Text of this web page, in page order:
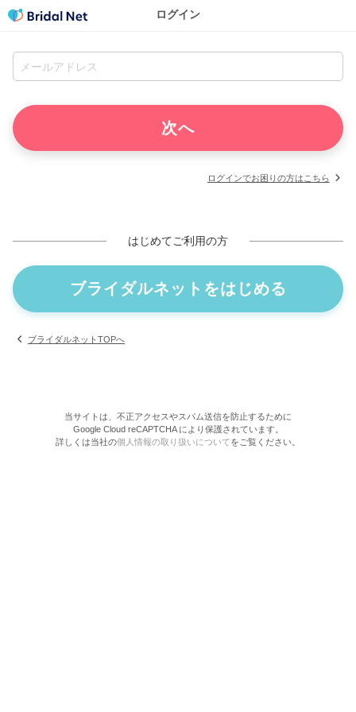
ログイン
ログインでお困りの方はこちら
はじめてご利用の方
ブライダルネットをはじめる
ブライダルネットTOPへ
当サイトは、不正アクセスやスパム送信を防止するために
Google Cloud reCAPTCHA により保護されています。
詳しくは当社の個人情報の取り扱いについてをご覧ください。